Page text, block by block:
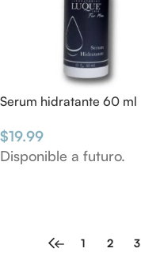
Serum hidratante 60 ml
$19.99
Disponible a futuro.
← 1 2 3